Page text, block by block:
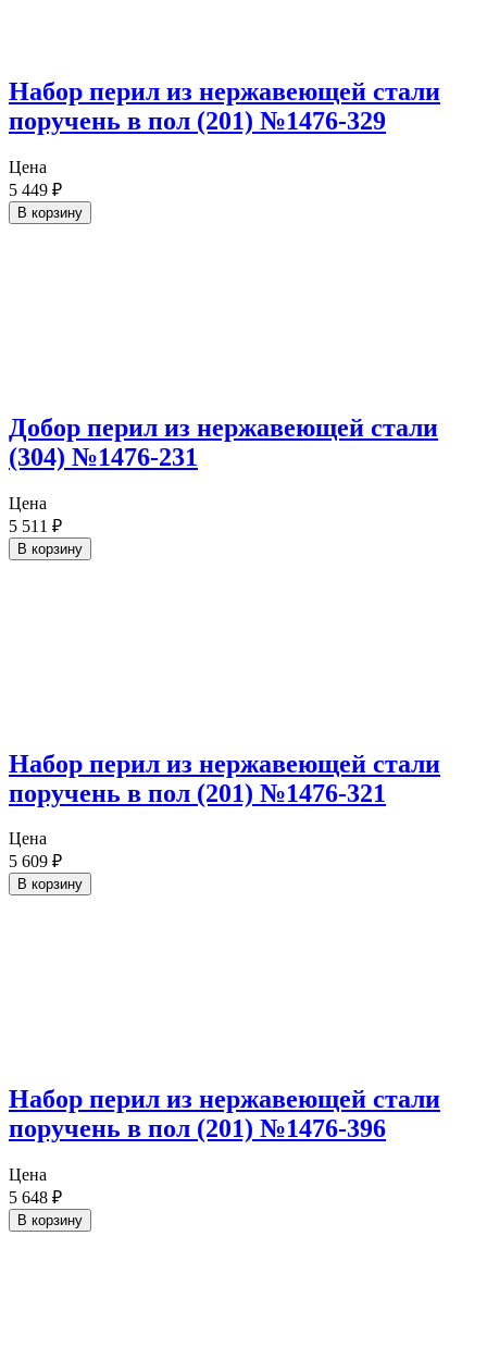
Набор перил из нержавеющей стали
поручень в пол (201) №1476-329
Цена
5 449 ₽
В корзину
Добор перил из нержавеющей стали
(304) №1476-231
Цена
5 511 ₽
В корзину
Набор перил из нержавеющей стали
поручень в пол (201) №1476-321
Цена
5 609 ₽
В корзину
Набор перил из нержавеющей стали
поручень в пол (201) №1476-396
Цена
5 648 ₽
В корзину